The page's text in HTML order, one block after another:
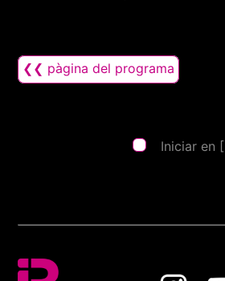
❮❮ pàgina del programa
Iniciar en [